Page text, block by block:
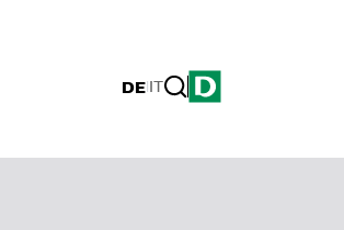
DE|IT